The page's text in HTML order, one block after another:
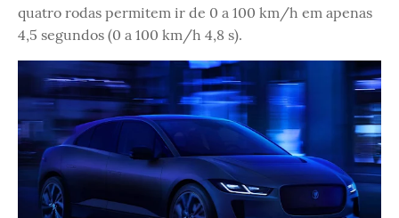
quatro rodas permitem ir de 0 a 100 km/h em apenas
4,5 segundos (0 a 100 km/h 4,8 s).